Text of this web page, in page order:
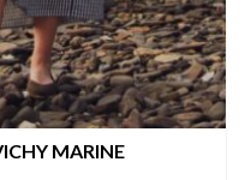
MARINE